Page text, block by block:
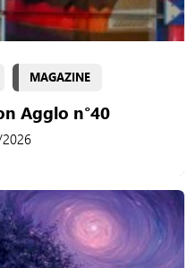
MAGAZINE
Agglo n°40